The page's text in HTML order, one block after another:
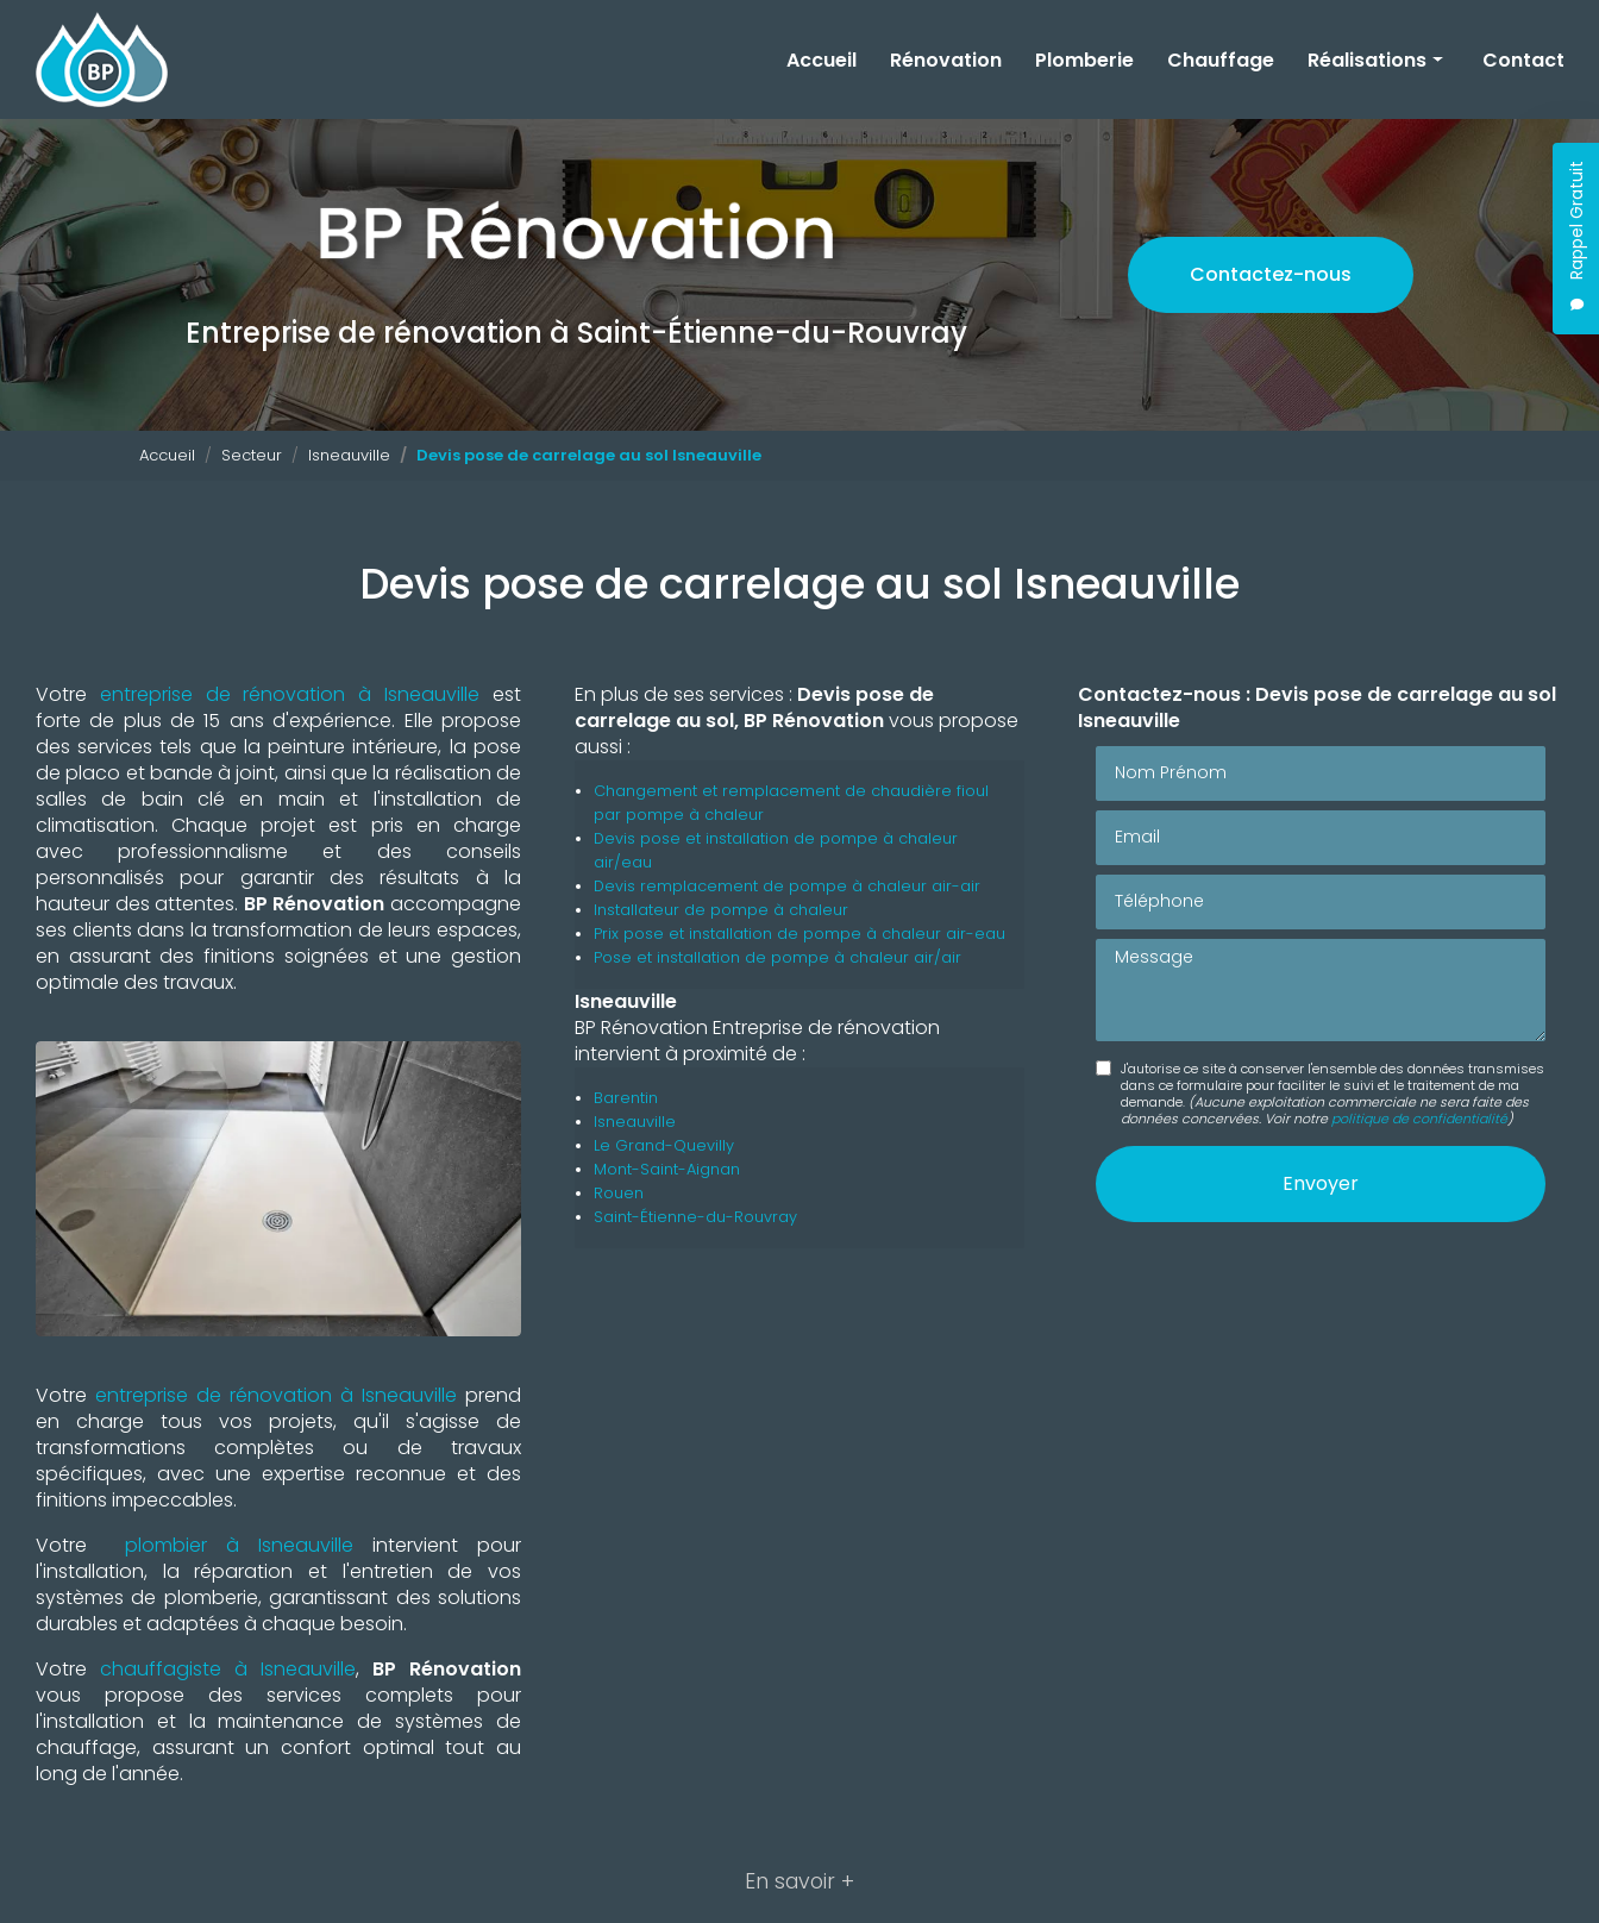
contenu
principal
Rappel Gratuit
Accueil
Rénovation Plomberie Chauffage Réalisations
Rénovation
Plomberie
Chauffage
Contact
Entreprise de rénovationà Saint-Étienne-du-Rouvray
Contactez-nous
Accueil Secteur Isneauville Devis pose de carrelage au sol Isneauville
Devis pose de carrelage au sol Isneauville
Votre entreprise de rénovation à Isneauville est
forte de plus de 15 ans d'expérience. Elle propose
des services tels que la peinture intérieure, la pose
de placo et bande à joint, ainsi que la réalisation de
salles de bain clé en main et l'installation de
climatisation. Chaque projet est pris en charge
avec professionnalisme et des conseils
personnalisés pour garantir des résultats à la
hauteur des attentes. BP Rénovation accompagne
ses clients dans la transformation de leurs espaces,
en assurant des finitions soignées et une gestion
optimale des travaux.
Votre entreprise de rénovation à Isneauville prend
en charge tous vos projets, qu'il s'agisse de
transformations complètes ou de travaux
spécifiques, avec une expertise reconnue et des
finitions impeccables.
Votre plombier à Isneauville intervient pour
l'installation, la réparation et l'entretien de vos
systèmes de plomberie, garantissant des solutions
durables et adaptées à chaque besoin.
Votre chauffagiste à Isneauville, BP Rénovation
vous propose des services complets pour
l'installation et la maintenance de systèmes de
chauffage, assurant un confort optimal tout au
long de l'année.
En plus de ses services : Devis pose de
carrelage au sol, BP Rénovationvous propose
aussi :
Changement et remplacement de chaudière fioul
par pompe à chaleur
Devis pose et installation de pompe à chaleur
air/eau
Devis remplacement de pompe à chaleur air-air
Installateur de pompe à chaleur
Prix pose et installation de pompe à chaleur air-eau
Pose et installation de pompe à chaleur air/air
Isneauville
BP Rénovation Entreprise de rénovation
intervient à proximité de :
Barentin
Isneauville
Le Grand-Quevilly
Mont-Saint-Aignan
Rouen
Saint-Étienne-du-Rouvray
Contactez-nous : Devis pose de carrelage au sol
Isneauville
Message
J'autorise ce site à conserver l'ensemble des données transmises
dans ce formulaire pour faciliter le suivi et le traitement de ma
demande. (Aucune exploitation commerciale ne sera faite des
données concervées. Voir notrepolitique de confidentialité)
En savoir +